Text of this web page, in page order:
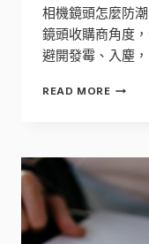
相機鏡頭怎麼防
鏡頭收購商角度
避開發霉、入塵
READ MORE相
防
潮、
保
養